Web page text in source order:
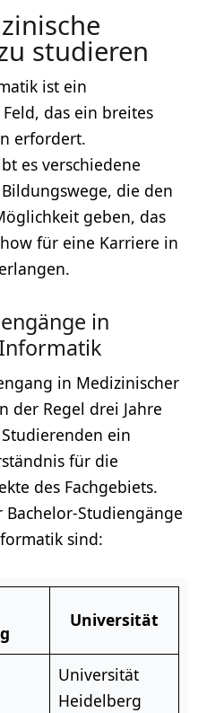
studieren
ist ein
das ein breites
erfordert.
es verschiedene
die den
geben, das
für eine Karriere in
in
in Medizinischer
der Regel drei Jahre
ein
für die
des Fachgebiets.
Bachelor-Studiengänge
sind:
Universität
Universität
Heidelberg